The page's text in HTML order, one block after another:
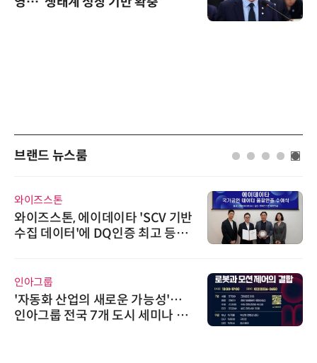
브랜드 뉴스룸
와이즈스톤
와이즈스톤, 에이데이타 'SCV 기반
수집 데이터'에 DQ인증 최고 등급
인아그룹
'자동화 산업의 새로운 가능성'…
인아그룹 전국 7개 도시 세미나 페